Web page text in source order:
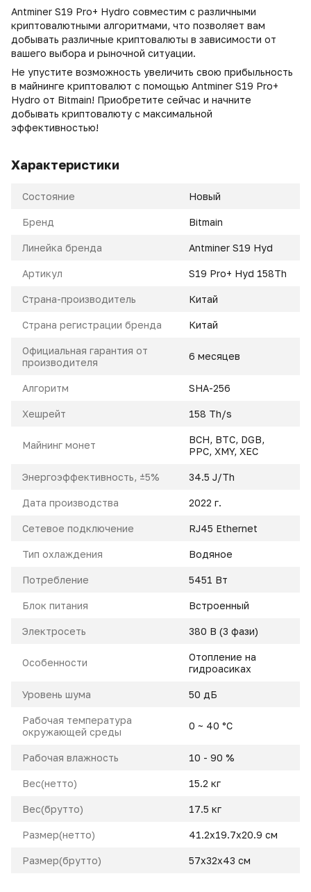
Antminer S19 Pro+ Hydro совместим с различными
криптовалютными алгоритмами, что позволяет вам
добывать различные криптовалюты в зависимости от
вашего выбора и рыночной ситуации.
Не упустите возможность увеличить свою прибыльность
в майнинге криптовалют с помощью Antminer S19 Pro+
Hydro от Bitmain! Приобретите сейчас и начните
добывать криптовалюту с максимальной
эффективностью!
Характеристики
Состояние Новый
Бренд Bitmain
Линейка бренда Antminer S19 Hyd
Артикул S19 Pro+ Hyd 158Th
Страна-производитель Китай
Страна регистрации бренда Китай
Официальная гарантия от
производителя
6 месяцев
Алгоритм SHA-256
Xешрейт 158 Th/s
Майнинг монет BCH, BTC, DGB,
PPC, XMY, XEC
Энергоэффективность, ±5% 34.5 J/Th
Дата производства 2022 г.
Сетевое подключение RJ45 Ethernet
Тип охлаждения Водяное
Потребление 5451 Вт
Блок питания Встроенный
Электросеть 380 В (3 фази)
Особенности
Отопление на
гидроасиках
Уровень шума 50 дБ
Рабочая температура
окружающей среды
0 ~ 40 °C
Рабочая влажность 10 - 90 %
Вес(нетто) 15.2 кг
Вес(брутто) 17.5 кг
Размер(нетто) 41.2x19.7x20.9 cм
Размер(брутто) 57x32x43 см